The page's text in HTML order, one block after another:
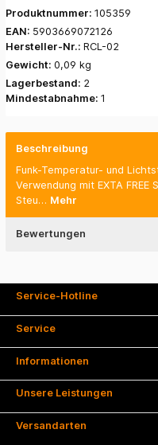
Produktnummer: 105359
EAN: 5903669072126
Hersteller-Nr.: RCL-02
Gewicht: 0,09 kg
Lagerbestand: 2
Mindestabnahme: 1
Beschreibung
Funk-Temperatur- und
Verwendung mit EXTA
Steu… Mehr
Bewertungen
Service-Hotline
Service
Informationen
Unsere Leistungen
Versandarten